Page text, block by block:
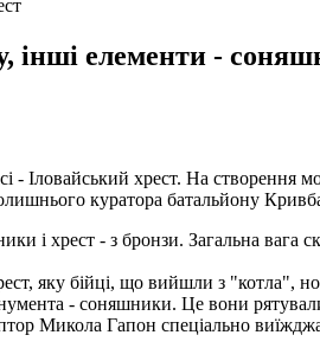
інші елементи -
- Іловайський хрест. На створення
куратора батальйону
і хрест - з бронзи. Загальна вага
яку бійці, що вийшли з
- соняшники. Це вони
Микола Гапон спеціально